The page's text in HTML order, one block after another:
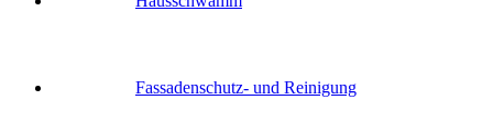
Fassaden­schutz- und Reinigung